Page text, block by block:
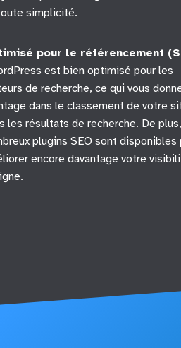
simplicité.
pour le référencement
est bien optimisé pour les
de recherche, ce qui vous
dans le classement de votre
les résultats de recherche. De
plugins SEO sont disponibles
encore davantage votre